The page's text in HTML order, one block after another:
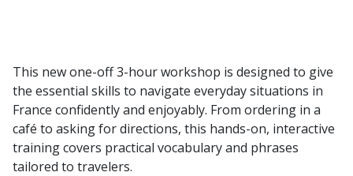
This new one-off 3-hour workshop is designed to give
the essential skills to navigate everyday situations in
France confidently and enjoyably. From ordering in a
café to asking for directions, this hands-on, interactive
training covers practical vocabulary and phrases
tailored to travelers.